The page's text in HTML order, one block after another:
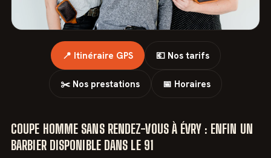
📍 Itinéraire GPS 💶 Nos tarifs
✂️ Nos prestations 📅 Horaires
COUPE HOMME SANS RENDEZ-VOUS À ÉVRY : ENFIN UN
BARBIER DISPONIBLE DANS LE 91